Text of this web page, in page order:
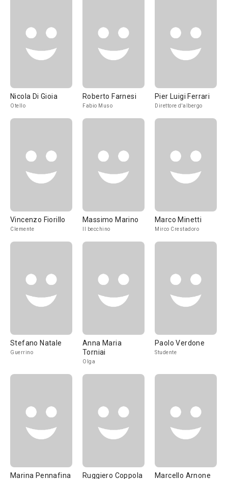
Nicola Di Gioia
Otello
Roberto Farnesi
Fabio Muso
Pier Luigi Ferrari
Direttore d'albergo
Vincenzo Fiorillo
Clemente
Massimo Marino
Il becchino
Marco Minetti
Mirco Crestadoro
Stefano Natale
Guerrino
Anna Maria
Torniai
Olga
Paolo Verdone
Studente
Marina Pennafina Ruggiero Coppola Marcello Arnone